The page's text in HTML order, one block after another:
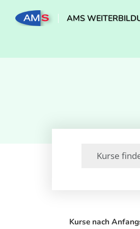
AMS
Kurse nach